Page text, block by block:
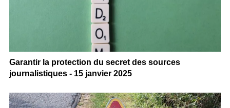
Garantir la protection du secret des sources
journalistiques - 15 janvier 2025